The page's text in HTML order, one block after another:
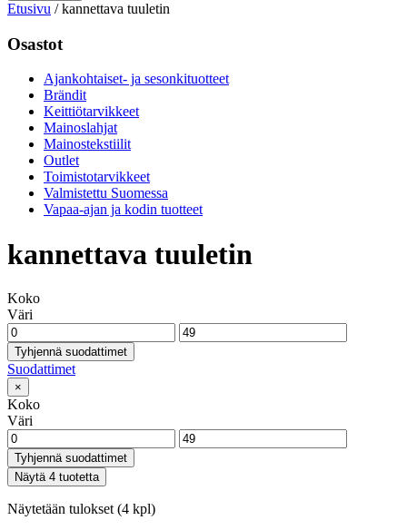
Etusivu /kannettava tuuletin
Osastot
Ajankohtaiset- ja sesonkituotteet
Brändit
Keittiötarvikkeet
Mainoslahjat
Mainostekstiilit
Outlet
Toimistotarvikkeet
Valmistettu Suomessa
Vapaa-ajan ja kodin tuotteet
kannettava tuuletin
Koko
Väri
Tyhjennä suodattimet
Suodattimet
×
Koko
Väri
Tyhjennä suodattimet
Näytä 4 tuotetta
Näytetään tulokset (4 kpl)